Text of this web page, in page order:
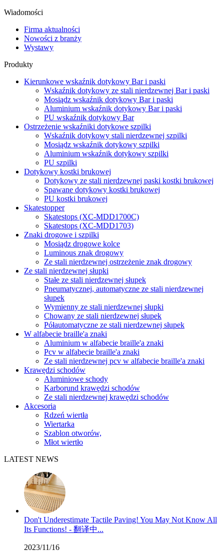
Wiadomości
Firma aktualności
Nowości z branży
Wystawy
Produkty
Kierunkowe wskaźnik dotykowy Bar i paski
Wskaźnik dotykowy ze stali nierdzewnej Bar i paski
Mosiądz wskaźnik dotykowy Bar i paski
Aluminium wskaźnik dotykowy Bar i paski
PU wskaźnik dotykowy Bar
Ostrzeżenie wskaźniki dotykowe szpilki
Wskaźnik dotykowy stali nierdzewnej szpilki
Mosiądz wskaźnik dotykowy szpilki
Aluminium wskaźnik dotykowy szpilki
PU szpilki
Dotykowy kostki brukowej
Dotykowy ze stali nierdzewnej paski kostki brukowej
Spawane dotykowy kostki brukowej
PU kostki brukowej
Skatestopper
Skatestops (XC-MDD1700C)
Skatestops (XC-MDD1703)
Znaki drogowe i szpilki
Mosiądz drogowe kolce
Luminous znak drogowy
Ze stali nierdzewnej ostrzeżenie znak drogowy
Ze stali nierdzewnej słupki
Stałe ze stali nierdzewnej słupek
Pneumatycznej, automatyczne ze stali nierdzewnej
słupek
Wymienny ze stali nierdzewnej słupki
Chowany ze stali nierdzewnej słupek
Półautomatyczne ze stali nierdzewnej słupek
W alfabecie braille'a znaki
Aluminium w alfabecie braille'a znaki
Pcv w alfabecie braille'a znaki
Ze stali nierdzewnej pcv w alfabecie braille'a znaki
Krawędzi schodów
Aluminiowe schody
Karborund krawędzi schodów
Ze stali nierdzewnej krawędzi schodów
Akcesoria
Rdzeń wiertła
Wiertarka
Szablon otworów,
Młot wiertło
LATEST NEWS
Don't Underestimate Tactile Paving! You May Not Know All
Its Functions! - 翻译中...
2023/11/16